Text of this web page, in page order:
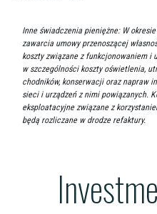
Inne świadczenia pieniężne: W
zawarcia umowy przenoszącej
koszty związane z funkcjonowaniem i
w szczególności koszty oświetlenia,
chodników, konserwacji oraz napraw
sieci i urządzeń z nimi powiązanych.
eksploatacyjne związane z
będą rozliczane w drodze refaktury.